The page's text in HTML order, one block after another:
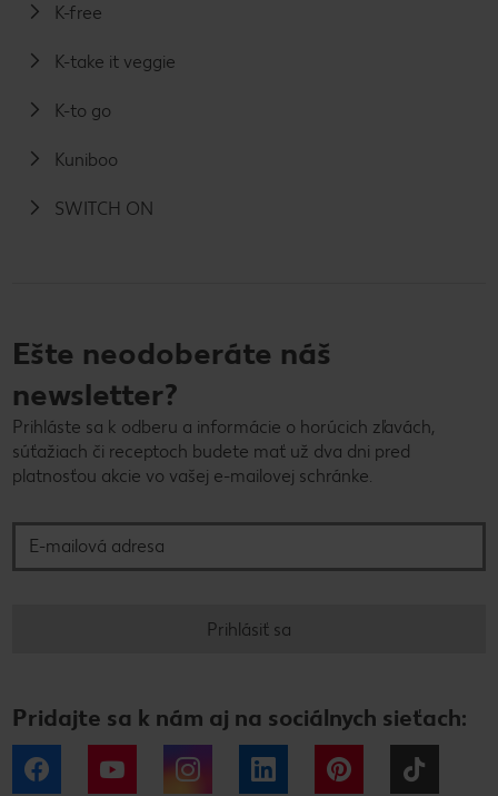
K-free
K-take it veggie
K-to go
Kuniboo
SWITCH ON
Ešte neodoberáte náš
newsletter?
Prihláste sa k odberu a informácie o horúcich zľavách,
súťažiach či receptoch budete mať už dva dni pred
platnosťou akcie vo vašej e-mailovej schránke.
Prihlásiť sa
Pridajte sa k nám aj na sociálnych sieťach:
Facebook YouTube Instagram LinkedIn Pinterest